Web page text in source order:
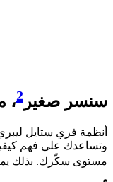
سنسر صغير 2،
أنظمة فري ستايل
وتساعدك على فهم كيفية
مستوى سكّرك. بذلك